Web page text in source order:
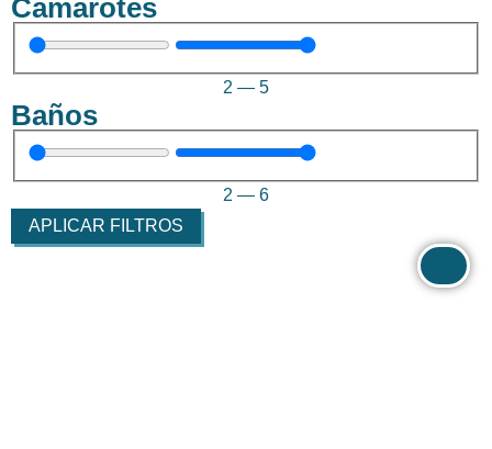
Camarotes
2 — 5
Baños
2 — 6
APLICAR FILTROS